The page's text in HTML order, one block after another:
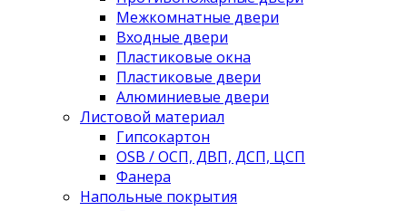
Межкомнатные двери
Входные двери
Пластиковые окна
Пластиковые двери
Алюминиевые двери
Листовой материал
Гипсокартон
OSB / ОСП, ДВП, ДСП, ЦСП
Фанера
Напольные покрытия